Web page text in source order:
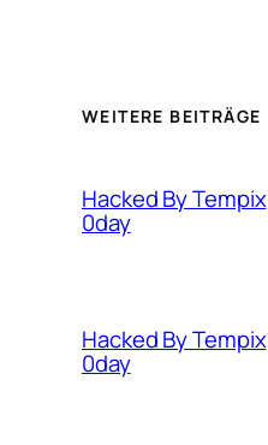
WEITERE BEITRÄGE
Hacked By Tempix
0day
Hacked By Tempix
0day